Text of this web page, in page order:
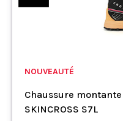
NOUVEAUTÉ
Chaussure
SKINCROSS S7L